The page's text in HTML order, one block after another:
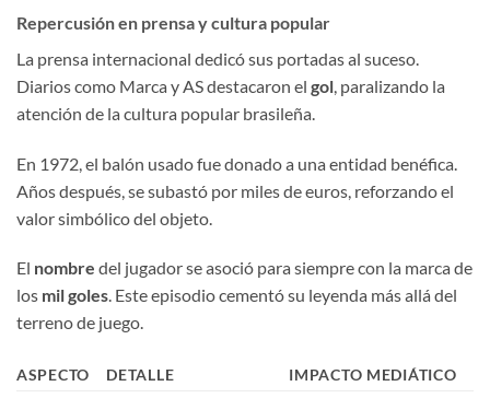
Repercusión en prensa y cultura popular
La prensa internacional dedicó sus portadas al suceso.
Diarios como Marca y AS destacaron el gol , paralizando la
atención de la cultura popular brasileña.
En 1972, el balón usado fue donado a una entidad benéfica.
Años después, se subastó por miles de euros, reforzando el
valor simbólico del objeto.
El nombre del jugador se asoció para siempre con la marca de
los mil goles. Este episodio cementó su leyenda más allá del
terreno de juego.
ASPECTO DETALLE IMPACTO MEDIÁTICO